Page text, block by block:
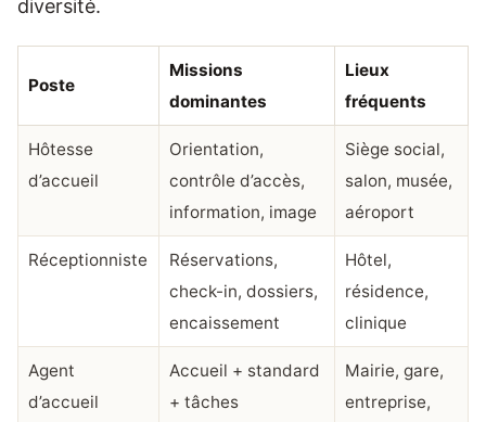
diversité.
Poste
Missions
dominantes
Lieux
fréquents
Hôtesse
d’accueil
Orientation,
contrôle d’accès,
information, image
Siège social,
salon, musée,
aéroport
Réceptionniste
Réservations,
check-in, dossiers,
encaissement
Hôtel,
résidence,
clinique
Agent
d’accueil
Accueil + standard
+ tâches
Mairie, gare,
entreprise,